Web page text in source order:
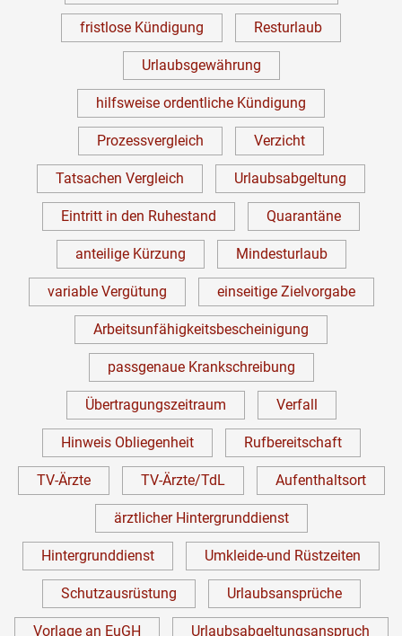
fristlose Kündigung Resturlaub
Urlaubsgewährung
hilfsweise ordentliche Kündigung
Prozessvergleich Verzicht
Tatsachen Vergleich Urlaubsabgeltung
Eintritt in den Ruhestand Quarantäne
anteilige Kürzung Mindesturlaub
variable Vergütung einseitige Zielvorgabe
Arbeitsunfähigkeitsbescheinigung
passgenaue Krankschreibung
Übertragungszeitraum Verfall
Hinweis Obliegenheit Rufbereitschaft
TV-Ärzte TV-Ärzte/TdL Aufenthaltsort
ärztlicher Hintergrunddienst
Hintergrunddienst Umkleide-und Rüstzeiten
Schutzausrüstung Urlaubsansprüche
Vorlage an EuGH Urlaubsabgeltungsanspruch